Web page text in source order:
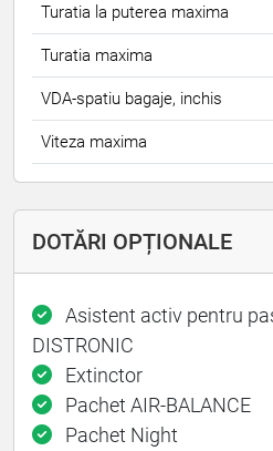
Turatia la puterea maxima
Turatia maxima
VDA-spatiu bagaje, inchis
Viteza maxima
DOTĂRI OPȚIONALE
Asistent activ pentru
DISTRONIC
Extinctor
Pachet AIR-BALANCE
Pachet Night